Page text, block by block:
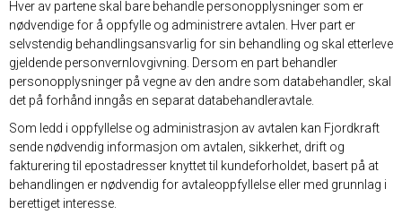
Hver av partene skal bare behandle personopplysninger som er
nødvendige for å oppfylle og administrere avtalen. Hver part er
selvstendig behandlingsansvarlig for sin behandling og skal etterleve
gjeldende personvernlovgivning. Dersom en part behandler
personopplysninger på vegne av den andre som databehandler, skal
det på forhånd inngås en separat databehandleravtale.
Som ledd i oppfyllelse og administrasjon av avtalen kan Fjordkraft
sende nødvendig informasjon om avtalen, sikkerhet, drift og
fakturering til epostadresser knyttet til kundeforholdet, basert på at
behandlingen er nødvendig for avtaleoppfyllelse eller med grunnlag i
berettiget interesse.